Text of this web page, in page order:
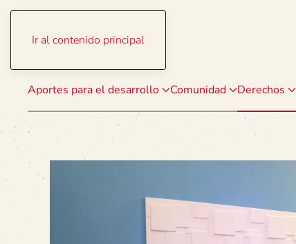
Ir al contenido principal
Aportes para el desarrollo Comunidad Derechos